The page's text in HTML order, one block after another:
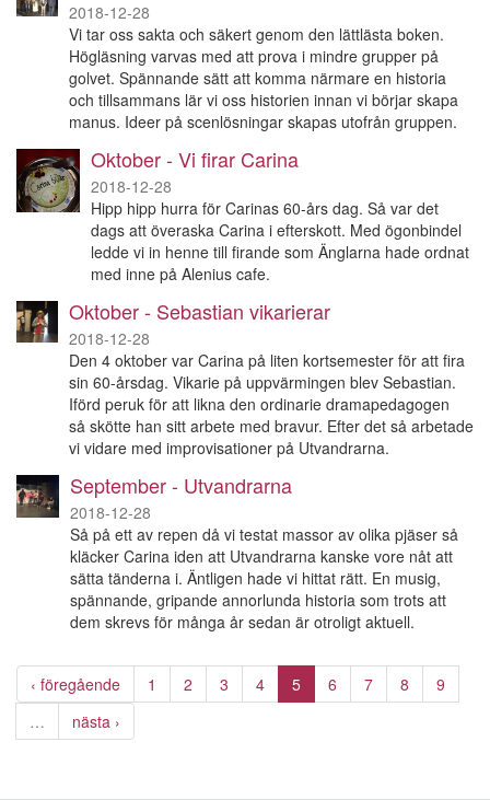
2018-12-28
Vi tar oss sakta och säkert genom den lättlästa boken.
Högläsning varvas med att prova i mindre grupper på
golvet. Spännande sätt att komma närmare en historia
och tillsammans lär vi oss historien innan vi börjar skapa
manus. Ideer på scenlösningar skapas utofrån gruppen.
Oktober - Vi firar Carina
2018-12-28
Hipp hipp hurra för Carinas 60-års dag. Så var det
dags att överaska Carina i efterskott. Med ögonbindel
ledde vi in henne till firande som Änglarna hade ordnat
med inne på Alenius cafe.
Oktober - Sebastian vikarierar
2018-12-28
Den 4 oktober var Carina på liten kortsemester för att fira
sin 60-årsdag. Vikarie på uppvärmingen blev Sebastian.
Iförd peruk för att likna den ordinarie dramapedagogen
så skötte han sitt arbete med bravur. Efter det så arbetade
vi vidare med improvisationer på Utvandrarna.
September - Utvandrarna
2018-12-28
Så på ett av repen då vi testat massor av olika pjäser så
kläcker Carina iden att Utvandrarna kanske vore nåt att
sätta tänderna i. Äntligen hade vi hittat rätt. En musig,
spännande, gripande annorlunda historia som trots att
dem skrevs för många år sedan är otroligt aktuell.
‹ föregående 1 2 3 4 5 6 7 8
9
…
nästa ›